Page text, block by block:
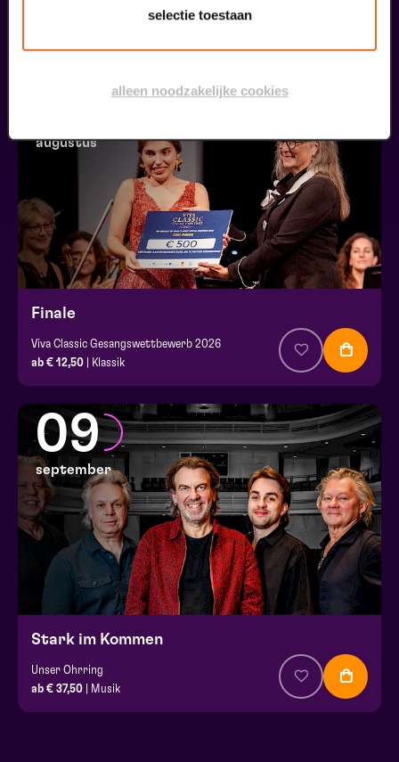
selectie toestaan
alleen noodzakelijke cookies
Viva Classic Gesangswettbewerb 2026
augustus
Finale
Viva Classic Gesangswettbewerb 2026
ab € 12,50 | Klassik
09
september
Stark im Kommen
Unser Ohrring
ab € 37,50 | Musik